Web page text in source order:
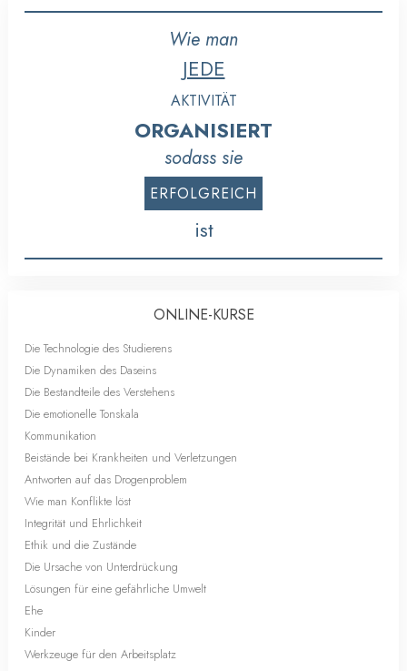
Wie man
JEDE
AKTIVITÄT
ORGANISIERT
sodass sie
ERFOLGREICH
ist
ONLINE-KURSE
Die Technologie des Studierens
Die Dynamiken des Daseins
Die Bestandteile des Verstehens
Die emotionelle Tonskala
Kommunikation
Beistände bei Krankheiten und Verletzungen
Antworten auf das Drogenproblem
Wie man Konflikte löst
Integrität und Ehrlichkeit
Ethik und die Zustände
Die Ursache von Unterdrückung
Lösungen für eine gefährliche Umwelt
Ehe
Kinder
Werkzeuge für den Arbeitsplatz